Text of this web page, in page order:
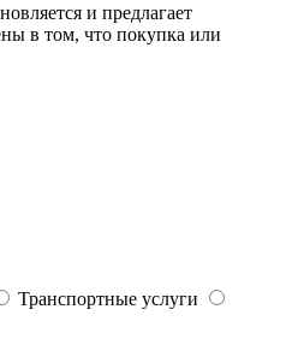
и предлагает
в том, что покупка или
Транспортные услуги